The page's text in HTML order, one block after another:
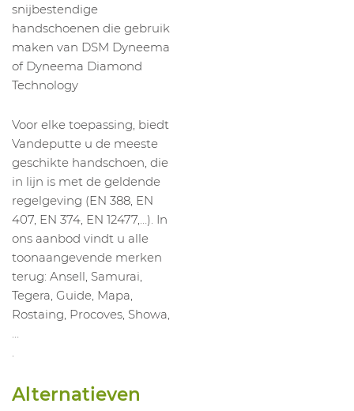
snijbestendige
handschoenen die gebruik
maken van DSM Dyneema
of Dyneema Diamond
Technology
Voor elke toepassing, biedt
Vandeputte u de meeste
geschikte handschoen, die
in lijn is met de geldende
regelgeving (EN 388, EN
407, EN 374, EN 12477,…). In
ons aanbod vindt u alle
toonaangevende merken
terug: Ansell, Samurai,
Tegera, Guide, Mapa,
Rostaing, Procoves, Showa,
…
.
Alternatieven